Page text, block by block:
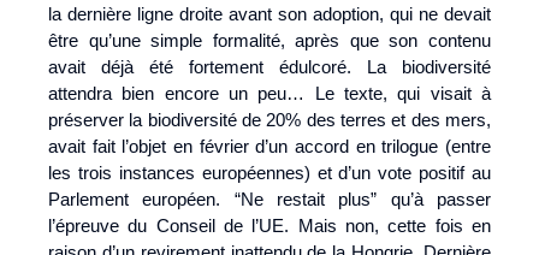
la dernière ligne droite avant son adoption, qui ne devait
être qu’une simple formalité, après que son contenu
avait déjà été fortement édulcoré. La biodiversité
attendra bien encore un peu… Le texte, qui visait à
préserver la biodiversité de 20% des terres et des mers,
avait fait l’objet en février d’un accord en trilogue (entre
les trois instances européennes) et d’un vote positif au
Parlement européen. “Ne restait plus” qu’à passer
l’épreuve du Conseil de l’UE. Mais non, cette fois en